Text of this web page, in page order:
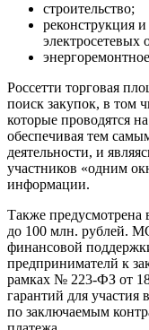
строительство;
реконструкция
электросетевых
Россетти торговая
поиск закупок, в том
которые проводятся
обеспечивая тем
деятельности, и
участников «одним
информации.
Также предусмотрена
до 100 млн. рублей.
финансовой
предпринимателй к
рамках № 223-ФЗ от
гарантий для участия
по заключаемым